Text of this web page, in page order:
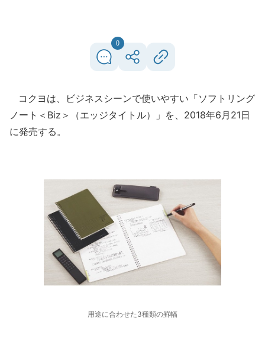
0
コクヨは、ビジネスシーンで使いやすい「ソフトリング
ノート＜Biz＞（エッジタイトル）」を、2018年6月21日
に発売する。
用途に合わせた3種類の罫幅